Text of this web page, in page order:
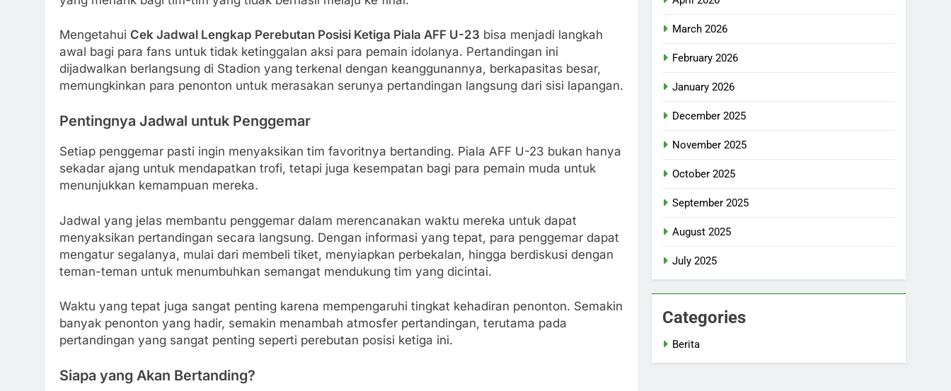
Mengetahui Cek Jadwal Lengkap Perebutan Posisi Ketiga Piala AFF U-23 bisa menjadi langkah
awal bagi para fans untuk tidak ketinggalan aksi para pemain idolanya. Pertandingan ini
dijadwalkan berlangsung di Stadion yang terkenal dengan keanggunannya, berkapasitas besar,
memungkinkan para penonton untuk merasakan serunya pertandingan langsung dari sisi lapangan.
Pentingnya Jadwal untuk Penggemar
Setiap penggemar pasti ingin menyaksikan tim favoritnya bertanding. Piala AFF U-23 bukan hanya
sekadar ajang untuk mendapatkan trofi, tetapi juga kesempatan bagi para pemain muda untuk
menunjukkan kemampuan mereka.
Jadwal yang jelas membantu penggemar dalam merencanakan waktu mereka untuk dapat
menyaksikan pertandingan secara langsung. Dengan informasi yang tepat, para penggemar dapat
mengatur segalanya, mulai dari membeli tiket, menyiapkan perbekalan, hingga berdiskusi dengan
teman-teman untuk menumbuhkan semangat mendukung tim yang dicintai.
Waktu yang tepat juga sangat penting karena mempengaruhi tingkat kehadiran penonton. Semakin
banyak penonton yang hadir, semakin menambah atmosfer pertandingan, terutama pada
pertandingan yang sangat penting seperti perebutan posisi ketiga ini.
Siapa yang Akan Bertanding?
March 2026
February 2026
January 2026
December 2025
November 2025
October 2025
September 2025
August 2025
July 2025
Categories
Berita